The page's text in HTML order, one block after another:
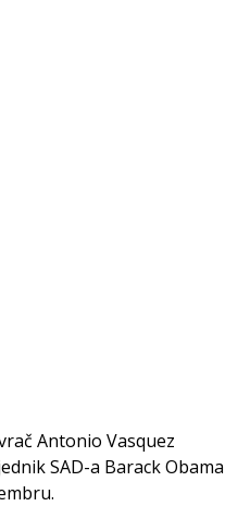
Antonio Vasquez
SAD-a Barack Obama